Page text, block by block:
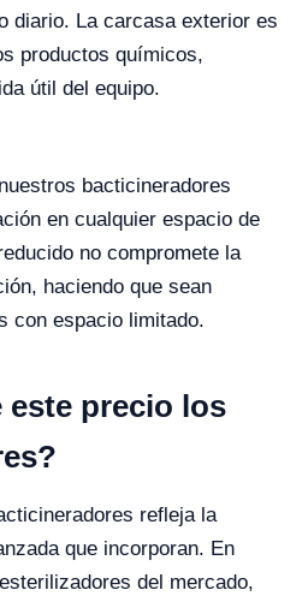
diario. La carcasa exterior es
productos químicos,
útil del equipo.
bacticineradores
en cualquier espacio de
no compromete la
haciendo que sean
con espacio limitado.
este precio los
refleja la
que incorporan. En
del mercado,